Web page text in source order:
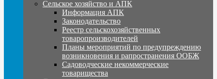
Сельское хозяйство и АПК
Информация АПК
Законодательство
Реестр сельскохозяйственных
товаропроизводителей
Планы мероприятий по предупреждению
возникновения и рапространения ООБЖ
Садоводческие некоммерческие
товарищества